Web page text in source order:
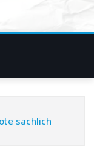
sachlich